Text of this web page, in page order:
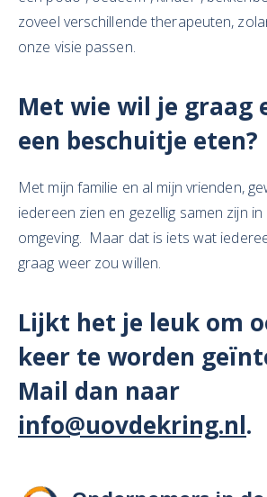
zoveel verschillende therapeuten,
onze visie passen.
Met wie wil je graag
een beschuitje eten?
Met mijn familie en al mijn vrienden,
iedereen zien en gezellig samen zijn in
omgeving. Maar dat is iets wat
graag weer zou willen.
Lijkt het je leuk om
keer te worden
Mail dan naar
info@uovdekring.nl.